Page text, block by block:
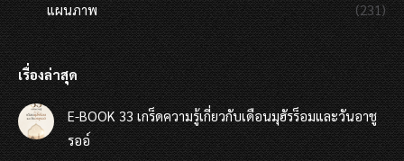
แผนภาพ
(231)
เรื่องล่าสุด
E-BOOK 33 เกร็ดความรู้เกี่ยวกับเดือนมุฮัรร็อมและวันอาชู
รออ์